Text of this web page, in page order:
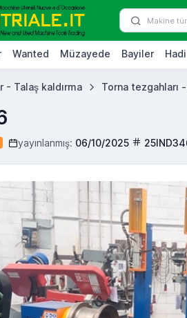
Wanted Müzayede Bayiler
- Talaş kaldırma Torna tezgahları
yayınlanmış: 06/10/2025